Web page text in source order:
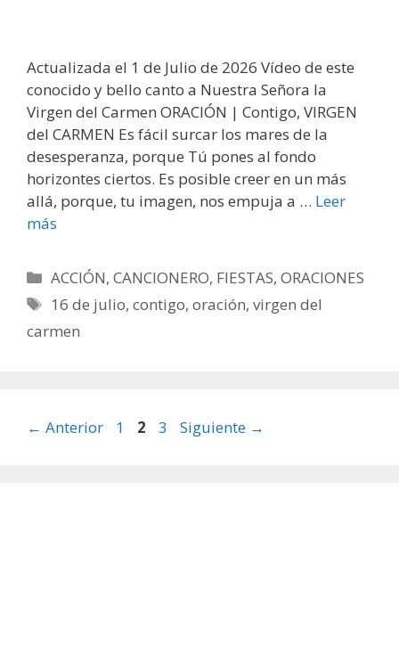
Actualizada el 1 de Julio de 2026 Vídeo de este
conocido y bello canto a Nuestra Señora la
Virgen del Carmen ORACIÓN | Contigo, VIRGEN
del CARMEN Es fácil surcar los mares de la
desesperanza, porque Tú pones al fondo
horizontes ciertos. Es posible creer en un más
allá, porque, tu imagen, nos empuja a … Leer
más
Categorías
ACCIÓN,CANCIONERO, FIESTAS,ORACIONES
Etiquetas
16 de julio,contigo,oración,virgen del
carmen
← Anterior Página
1 Página
2 Página
3 Siguiente →